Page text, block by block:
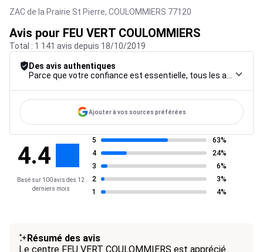
ZAC de la Prairie St Pierre, COULOMMIERS 77120
Avis pour FEU VERT COULOMMIERS
Total : 1 141 avis depuis 18/10/2019
Des avis authentiques
Ajouter à vos sources préférées
4.4
Basé sur 100 avis des 12
derniers mois
5
63%
4
24%
3
6%
2
3%
1
4%
Résumé des avis
Le centre FEU VERT COULOMMIERS est apprécié